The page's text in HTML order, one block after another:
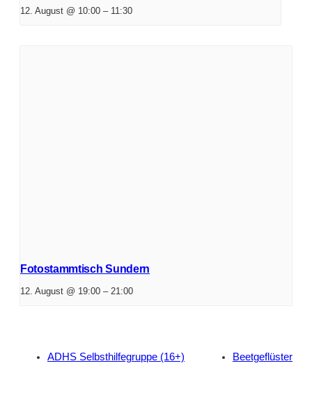
12. August @ 10:00 – 11:30
Fotostammtisch Sundern
12. August @ 19:00 – 21:00
ADHS Selbsthilfegruppe (16+) Beetgeflüster